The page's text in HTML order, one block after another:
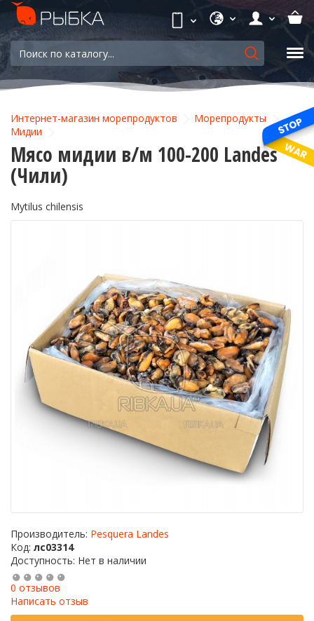
Интернет-магазин морепродуктов
Морепродукты
Мидии
Мясо мидии в/м 100-200 Landes
(Чили)
Mytilus chilensis
Производитель: Pesquera Landes
Код: лс03314
Доступность: Нет в наличии
0 отзывов
Написать отзыв